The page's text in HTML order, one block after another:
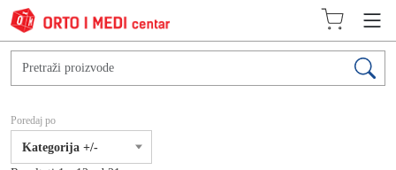
Poredaj po
Kategorija +/-